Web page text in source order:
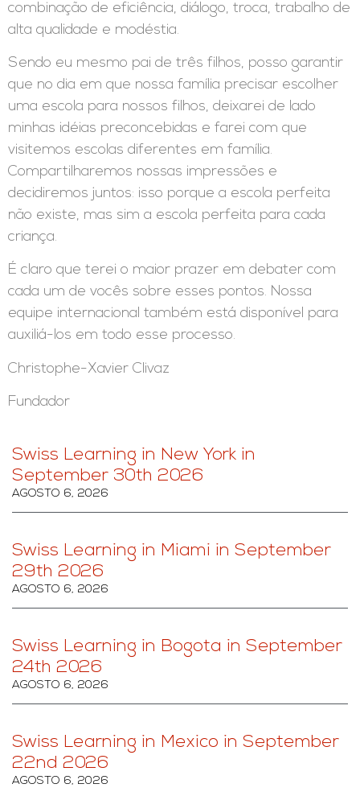
combinação de eficiência, diálogo, troca, trabalho de
alta qualidade e modéstia.
Sendo eu mesmo pai de três filhos, posso garantir
que no dia em que nossa família precisar escolher
uma escola para nossos filhos, deixarei de lado
minhas idéias preconcebidas e farei com que
visitemos escolas diferentes em família.
Compartilharemos nossas impressões e
decidiremos juntos: isso porque a escola perfeita
não existe, mas sim a escola perfeita para cada
criança.
É claro que terei o maior prazer em debater com
cada um de vocês sobre esses pontos. Nossa
equipe internacional também está disponível para
auxiliá-los em todo esse processo.
Christophe-Xavier Clivaz
Fundador
Swiss Learning in New York in
September 30th 2026
AGOSTO 6, 2026
Swiss Learning in Miami in September
29th 2026
AGOSTO 6, 2026
Swiss Learning in Bogota in September
24th 2026
AGOSTO 6, 2026
Swiss Learning in Mexico in September
22nd 2026
AGOSTO 6, 2026